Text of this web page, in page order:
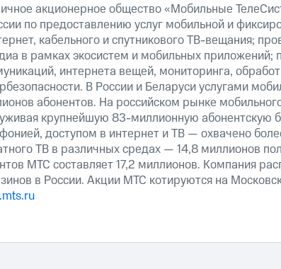
акционерное общество «Мобильные
по предоставлению услуг мобильной и
кабельного и спутникового ТВ-вещания;
в рамках экосистем и мобильных
интернета вещей, мониторинга,
В России и Беларуси услугами
абонентов. На российском рынке
крупнейшую 83-миллионную
доступом в интернет и ТВ — охвачено
ТВ в различных средах — 14,8 миллионов
МТС составляет 17,2 миллионов. Компания
в России. Акции МТС котируются на